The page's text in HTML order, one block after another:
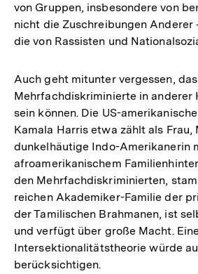
von Gruppen, insbesondere von
nicht die Zuschreibungen Anderer
die von Rassisten und
Auch geht mitunter vergessen,
Mehrfachdiskriminierte in anderer
sein können. Die US-
Kamala Harris etwa zählt als Frau,
dunkelhäutige Indo-Amerikanerin
afroamerikanischem
den Mehrfachdiskriminierten,
reichen Akademiker-Familie der
der Tamilischen Brahmanen, ist
und verfügt über große Macht.
Intersektionalitätstheorie würde
berücksichtigen.